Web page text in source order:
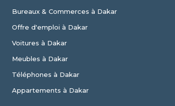
Bureaux & Commerces à Dakar
Offre d'emploi à Dakar
Voitures à Dakar
Meubles à Dakar
Téléphones à Dakar
Appartements à Dakar